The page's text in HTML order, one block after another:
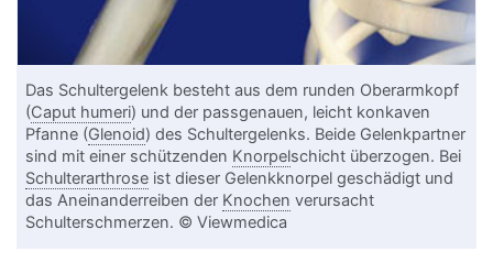
Das Schultergelenk besteht aus dem runden Oberarmkopf
(Caput humeri) und der passgenauen, leicht konkaven
Pfanne (Glenoid) des Schultergelenks. Beide Gelenkpartner
sind mit einer schützenden Knorpelschicht überzogen. Bei
Schulterarthrose ist dieser Gelenkknorpel geschädigt und
das Aneinanderreiben der Knochen verursacht
Schulterschmerzen. © Viewmedica